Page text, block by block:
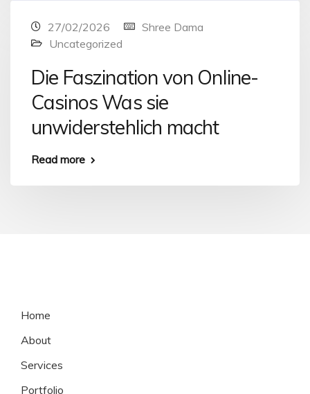
27/02/2026
Shree Dama
Uncategorized
Die Faszination von Online-
Casinos Was sie
unwiderstehlich macht
Read more
Home
About
Services
Portfolio